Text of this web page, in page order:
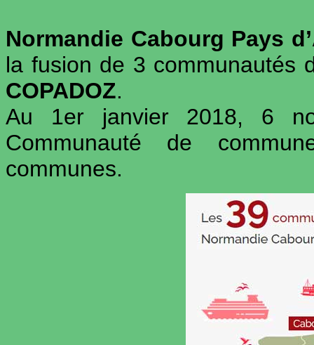
Normandie Cabourg Pays
la fusion de 3 communautés
COPADOZ.
Au 1er janvier 2018, 6
Communauté de
communes.